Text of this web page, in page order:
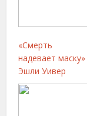
«Смерть
надевает маску»
Эшли Уивер